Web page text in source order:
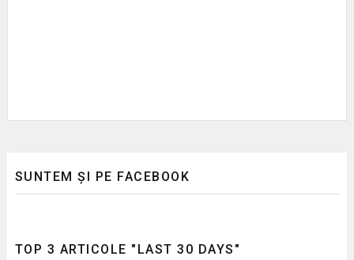
SUNTEM ȘI PE FACEBOOK
TOP 3 ARTICOLE "LAST 30 DAYS"